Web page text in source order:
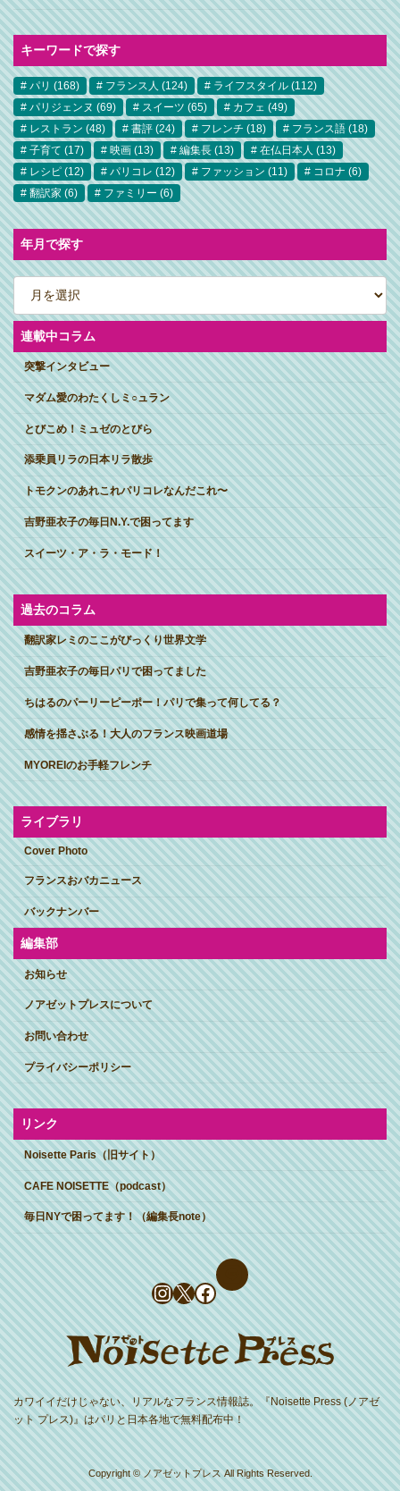
キーワードで探す
パリ (168) フランス人 (124) ライフスタイル (112)
パリジェンヌ (69) スイーツ (65) カフェ (49)
レストラン (48) 書評 (24) フレンチ (18) フランス語 (18)
子育て (17) 映画 (13) 編集長 (13) 在仏日本人 (13)
レシピ (12) パリコレ (12) ファッション (11) コロナ (6)
翻訳家 (6) ファミリー (6)
年月で探す
ア
ー
カ
イ
ブ連載中コラム
突撃インタビュー
マダム愛のわたくしミ○ュラン
とびこめ！ミュゼのとびら
添乗員リラの日本リラ散歩
トモクンのあれこれパリコレなんだこれ〜
吉野亜衣子の毎日N.Y.で困ってます
スイーツ・ア・ラ・モード！
過去のコラム
翻訳家レミのここがびっくり世界文学
吉野亜衣子の毎日パリで困ってました
ちはるのパーリーピーポー！パリで集って何してる？
感情を揺さぶる！大人のフランス映画道場
MYOREIのお手軽フレンチ
ライブラリ
Cover Photo
フランスおバカニュース
バックナンバー
編集部
お知らせ
ノアゼットプレスについて
お問い合わせ
プライバシーポリシー
リンク
Noisette Paris（旧サイト）
CAFE NOISETTE（podcast）
毎日NYで困ってます！（編集長note）
Instagram
X Facebook
カワイイだけじゃない、リアルなフランス情報誌。『Noisette Press (ノアゼ
ット プレス)』はパリと日本各地で無料配布中！
Copyright © ノアゼットプレス All Rights Reserved.